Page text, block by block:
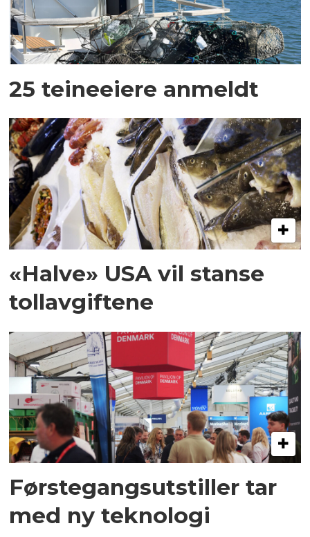
25 teineeiere anmeldt
«Halve» USA vil stanse
tollavgiftene
Førstegangsutstiller tar
med ny teknologi